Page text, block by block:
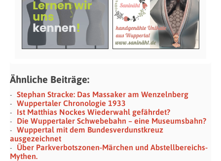
Ähnliche Beiträge:
Stephan Stracke: Das Massaker am Wenzelnberg
Wuppertaler Chronologie 1933
Ist Matthias Nockes Wiederwahl gefährdet?
Die Wuppertaler Schwebebahn – eine Museumsbahn?
Wuppertal mit dem Bundesverdunstkreuz
ausgezeichnet
Über Parkverbotszonen-Märchen und Abstellbereichs-
Mythen.